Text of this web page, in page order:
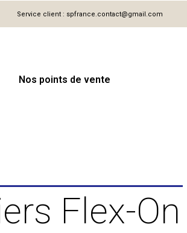
Service client : spfrance.contact@gmail.com
Nos points de vente
Flex-On